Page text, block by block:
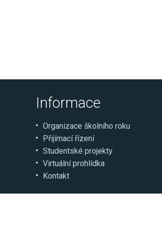
Informace
Organizace školního roku
Přijímací řízení
Studentské projekty
Virtuální prohlídka
Kontakt